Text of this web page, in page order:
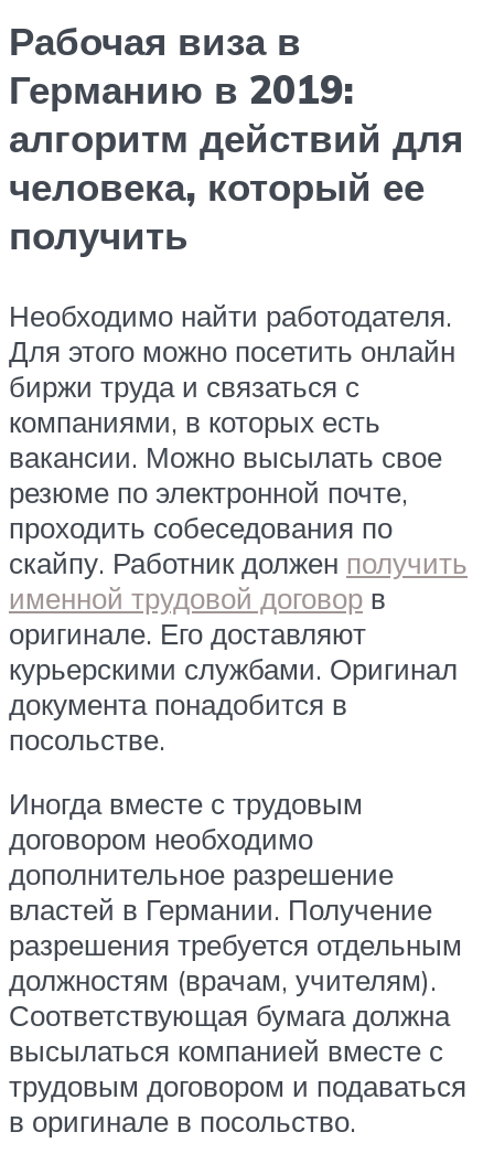
Рабочая виза в
Германию в 2019:
алгоритм действий для
человека, который ее
получить
Необходимо найти работодателя.
Для этого можно посетить онлайн
биржи труда и связаться с
компаниями, в которых есть
вакансии. Можно высылать свое
резюме по электронной почте,
проходить собеседования по
скайпу. Работник должен получить
именной трудовой договор в
оригинале. Его доставляют
курьерскими службами. Оригинал
документа понадобится в
посольстве.
Иногда вместе с трудовым
договором необходимо
дополнительное разрешение
властей в Германии. Получение
разрешения требуется отдельным
должностям (врачам, учителям).
Соответствующая бумага должна
высылаться компанией вместе с
трудовым договором и подаваться
в оригинале в посольство.